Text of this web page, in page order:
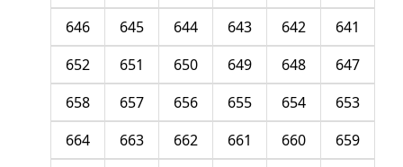
641
642
643
644
645
646
647
648
649
650
651
652
653
654
655
656
657
658
659
660
661
662
663
664